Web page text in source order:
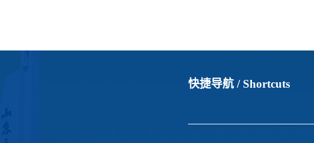
快捷导航 / Shortcuts